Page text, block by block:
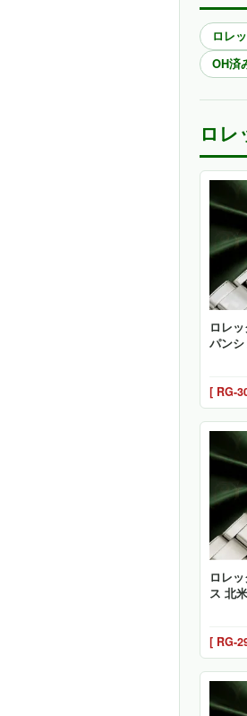
ロレ
OH済
ロレ
ロレ
パン
[ RG-
ロレ
ス 北
[ RG-